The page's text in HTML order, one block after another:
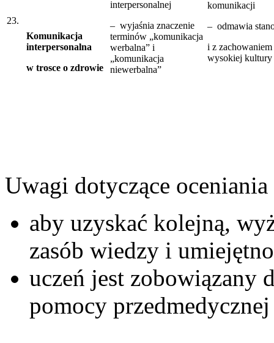
23.
Komunikacja
interpersonalna
w trosce o zdrowie
interpersonalnej
– wyjaśnia znaczenie
terminów „komunikacja
werbalna” i
„komunikacja
niewerbalna”
komunikacji
– odmawia
i z zachowaniem
wysokiej kultury
Uwagi dotyczące
aby uzyskać kolejną,
zasób wiedzy i
uczeń jest zobowiązany
pomocy przedmedycznej